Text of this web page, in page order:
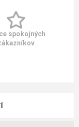
spokojných